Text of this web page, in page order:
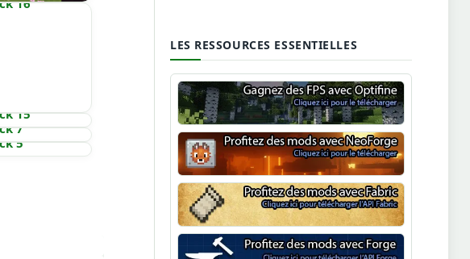
LES RESSOURCES ESSENTIELLES
Optifine
NeoForge
Minecraft Fabric